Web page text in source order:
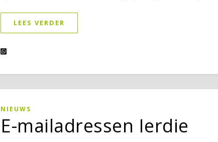
LEES VERDER
NIEUWS
E-mailadressen Ierdie